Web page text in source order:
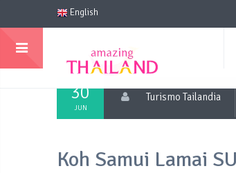
English
30
JUN
Turismo Tailandia
Koh Samui Lamai